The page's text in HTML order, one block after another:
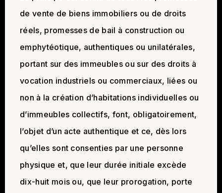
de vente de biens immobiliers ou de droits
réels, promesses de bail à construction ou
emphytéotique, authentiques ou unilatérales,
portant sur des immeubles ou sur des droits à
vocation industriels ou commerciaux, liées ou
non à la création d’habitations individuelles ou
d’immeubles collectifs, font, obligatoirement,
l’objet d’un acte authentique et ce, dès lors
qu’elles sont consenties par une personne
physique et, que leur durée initiale excède
dix-huit mois ou, que leur prorogation, porte